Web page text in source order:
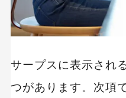
サープスに表示され
つがあります。次項